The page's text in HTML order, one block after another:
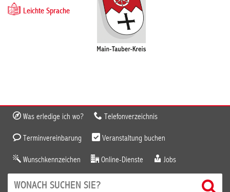
Leichte Sprache
Was erledige ich wo? Telefonverzeichnis
Terminvereinbarung Veranstaltung buchen
Wunschkennzeichen Online-Dienste Jobs